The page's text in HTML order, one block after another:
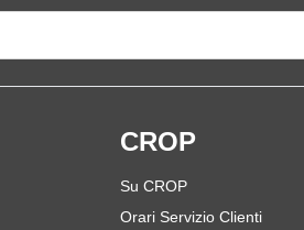
CROP
Su CROP
Orari Servizio Clienti